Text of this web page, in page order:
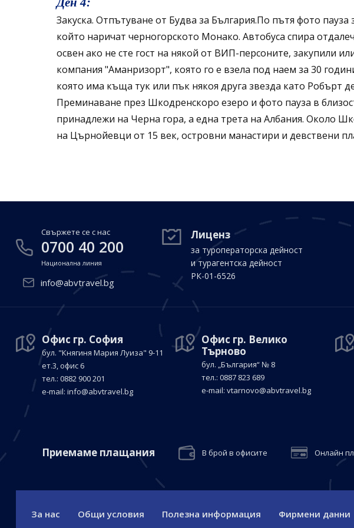
Закуска. Отпътуване от Будва за България.По пътя фото
който наричат черногорското Монако. Автобуса спира
освен ако не сте гост на някой от ВИП-персоните, закупили
компания "Аманризорт", която го е взела под наем за 30
която има къща тук или пък някоя друга звезда като Робърт
Преминаване през Шкодренскоро езеро и фото пауза в
принадлежи на Черна гора, а една трета на Албания. Около
на Църнойевци от 15 век, островни манастири и девствени
Свържете се с нас
0700 40 200
Национална линия
info@abvtravel.bg
Лиценз
за туроператорска дейност
и турагентска дейност
РК-01-6526
Офис гр. София
бул. "Княгиня Мария Луиза" 9-11
ет.3, офис 6
тел.: 0882 900 201
е-mail: info@abvtravel.bg
Офис гр. Велико
Търново
бул. „България“ № 8
тел.: 0887 823 689
е-mail: vtarnovo@abvtravel.bg
Приемaме плащания В брой в офисите Онлайн
За нас Общи условия Полезна информация Фирмени данни